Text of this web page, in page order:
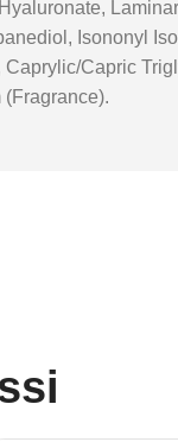
Isononyl
Capric